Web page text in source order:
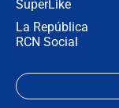
SuperLike
La República
RCN Social